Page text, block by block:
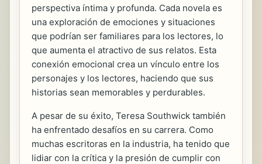
perspectiva íntima y profunda. Cada novela es
una exploración de emociones y situaciones
que podrían ser familiares para los lectores, lo
que aumenta el atractivo de sus relatos. Esta
conexión emocional crea un vínculo entre los
personajes y los lectores, haciendo que sus
historias sean memorables y perdurables.
A pesar de su éxito, Teresa Southwick también
ha enfrentado desafíos en su carrera. Como
muchas escritoras en la industria, ha tenido que
lidiar con la crítica y la presión de cumplir con